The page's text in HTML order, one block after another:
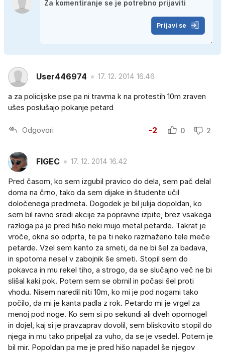
Prijavi se
User446974 17. 12. 2014 16.46
a za policijske pse pa ni travma k na protestih 10m zraven
ušes poslušajo pokanje petard
Odgovori -2 0 2
FIGEC 17. 12. 2014 16.42
Pred časom, ko sem izgubil pravico do dela, sem pač delal
doma na črno, tako da sem dijake in študente učil
določenega predmeta. Dogodek je bil julija dopoldan, ko
sem bil ravno sredi akcije za popravne izpite, brez vsakega
razloga pa je pred hišo neki mujo metal petarde. Takrat je
vroče, okna so odprta, te pa ti neko razmaženo tele meče
petarde. Vzel sem kanto za smeti, da ne bi šel za badava,
in spotoma nesel v zabojnik še smeti. Stopil sem do
pokavca in mu rekel tiho, a strogo, da se slučajno več ne bi
slišal kaki pok. Potem sem se obrnil in počasi šel proti
vhodu. Nisem naredil niti 10m, ko mi je pod nogami tako
počilo, da mi je kanta padla z rok. Petardo mi je vrgel za
menoj pod noge. Ko sem si po sekundi ali dveh opomogel
in dojel, kaj si je pravzaprav dovolil, sem bliskovito stopil do
njega in mu tako pripeljal za vuho, da se je vsedel. Potem je
bil mir. Popoldan pa me je pred hišo napadel še njegov